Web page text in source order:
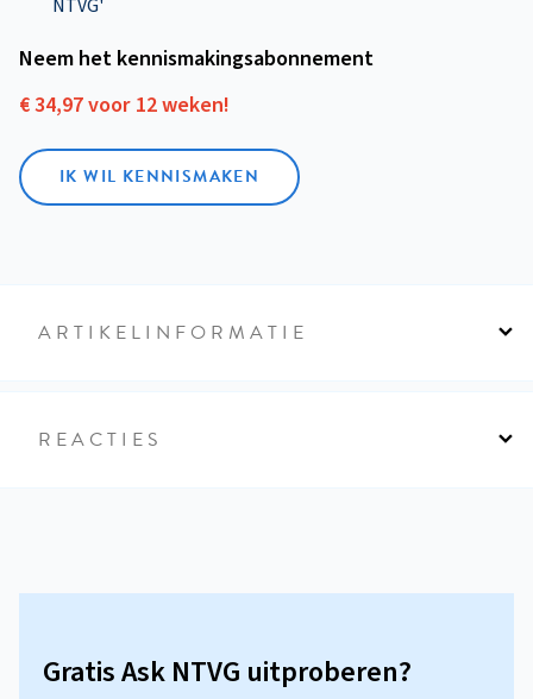
NTVG'
Neem het kennismakings­abonnement
€ 34,97 voor 12 weken!
IK WIL KENNISMAKEN
ARTIKELINFORMATIE
REACTIES
Gratis Ask NTVG uitproberen?